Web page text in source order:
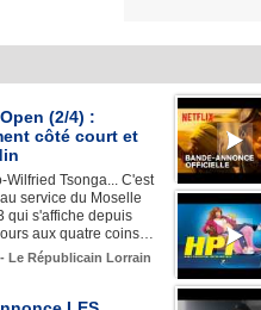
(2/4) :
côté court et
Wilfried Tsonga... C'est
service du Moselle
qui s'affiche depuis
aux quatre coins…
- Le Républicain Lorrain